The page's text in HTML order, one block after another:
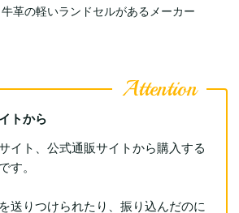
牛革の軽いランドセルがあるメーカー
トから
イト、公式通販サイトから購入する
す。
送りつけられたり、振り込んだのに